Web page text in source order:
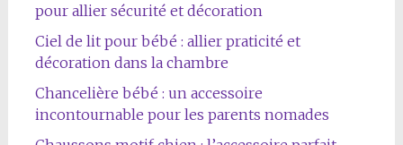
pour allier sécurité et décoration
Ciel de lit pour bébé : allier praticité et
décoration dans la chambre
Chancelière bébé : un accessoire
incontournable pour les parents nomades